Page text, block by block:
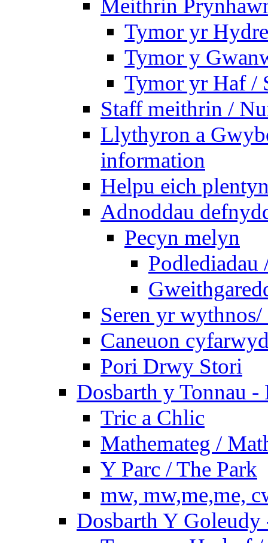
Meithrin
Tymor yr
Tymor y
Tymor yr Haf /
Staff meithrin /
Llythyron a
information
Helpu eich
Adnoddau
Pecyn melyn
Podlediadau
Seren yr
Caneuon
Pori Drwy Stori
Dosbarth y Tonnau -
Tric a Chlic
Mathemateg /
Y Parc / The Park
mw, mw,me,me,
Dosbarth Y